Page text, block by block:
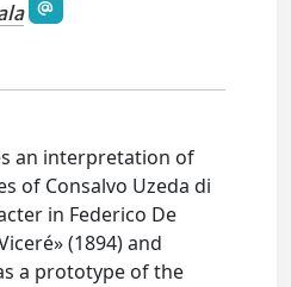
an interpretation of
of Consalvo Uzeda di
in Federico De
(1894) and
a prototype of the